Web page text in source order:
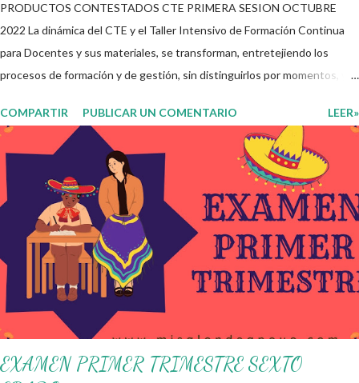
PRODUCTOS CONTESTADOS CTE PRIMERA SESION OCTUBRE
2022 La dinámica del CTE y el Taller Intensivo de Formación Continua
para Docentes y sus materiales, se transforman, entretejiendo los
procesos de formación y de gestión, sin distinguirlos por momentos, y
genérico y no está diferenciado por niveles educativos. Desde la
flexibilidad en la que se concibe el CTE y en correspondencia con la
Nueva Escuela Mexicana, se propone que el colectivo docente tome
decisiones sobre su organización, la gestión del tiempo acorde a las
necesidades de la escuela y las acciones que decidan emprender para
apropiarse y resignificar el Plan de Estudio dentro y fuera de este
espacio. En esta Primera Sesión Ordinaria se les invita a que
reflexionen y acuerden posibles acciones a realizar colaborativamente
en la escuela y con la comunidad, a fin de atender las problemáticas
identificadas. Compañeros docentes en est...
COMPARTIR PUBLICAR UN COMENTARIO LEER»
EXAMEN PRIMER TRIMESTRE SEXTO